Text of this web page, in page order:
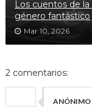
Los cuentos de la
género fantástico
Mar 10, 2026
2 comentarios:
ANÓNIMO